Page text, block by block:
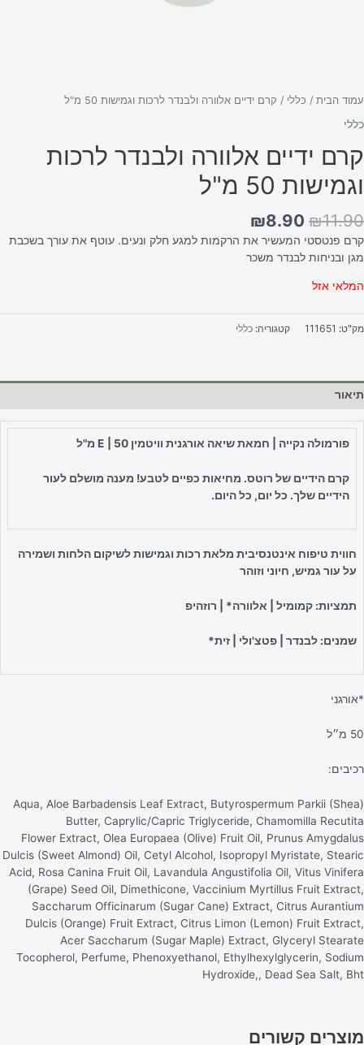
הבית/כללי/ קרם ידיים אלוורה ולבנדר לרכות וגמישות 50 מ"ל
ידיים אלוורה ולבנדר לרכות
50 מ"ל
₪
₪8.90
פנטסטי המעשיר את הרקמות למגע חלק ונעים. עוטף את עורך בשכבת
ובניחות לבנדר משכר
אזל
111651 קטגוריה:כללי
פורמולה נקייה | חמאת שיאה אורגנית וויטמין E | 50 מ"ל
קרם הידיים של רוטס. מחיאות כפיים לטבע! מענה מושלם לעור
הידיים שלך. כל יום, כל היום.
חווית טיפוח אינטנסיבית מלאת רכות וגמישות לשיקום הלחות ושמירה
על עור גמיש, חיוני וזוהר
תמציות: קמומיל | אלוורה* | רוזהיפ
שמנים: לבנדר | פטצ'ולי | זית*
מ״ל
Aqua, Aloe Barbadensis Leaf Extract, Butyrospermum Parkii
Butter, Caprylic/Capric Triglyceride, Chamomilla
Flower Extract, Olea Europaea (Olive) Fruit Oil, Prunus
Dulcis (Sweet Almond) Oil, Cetyl Alcohol, Isopropyl Myristate,
Acid, Rosa Canina Fruit Oil, Lavandula Angustifolia Oil, Vitus
(Grape) Seed Oil, Dimethicone, Vaccinium Myrtillus Fruit
Saccharum Officinarum (Sugar Cane) Extract, Citrus
Dulcis (Orange) Fruit Extract, Citrus Limon (Lemon) Fruit
Acer Saccharum (Sugar Maple) Extract, Glyceryl
Tocopherol, Perfume, Phenoxyethanol, Ethylhexylglycerin,
Hydroxide,, Dead Sea Salt,
קשורים